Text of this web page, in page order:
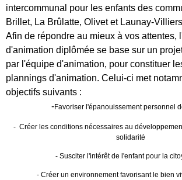
intercommunal pour les enfants des
Brillet, La Brûlatte, Olivet et Launay-
Afin de répondre au mieux à vos attentes,
d'animation diplômée se base sur un
par l'équipe d'animation, pour constituer
plannings d'animation. Celui-ci met
objectifs suivants :
-Favoriser l'épanouissement personnel
- Créer les conditions nécessaires au
solidarité
- Susciter l'intérêt de l'enfant pour la
- Créer un environnement favorisant le bien